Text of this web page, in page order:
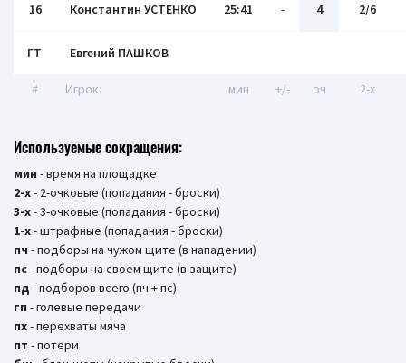
16 Константин УСТЕНКО 25:41 - 4 2/6
ГТ Евгений ПАШКОВ
# Игрок мин +/- оч 2-x
Используемые сокращения:
мин - время на площадке
2-х- 2-очковые (попадания - броски)
3-х- 3-очковые (попадания - броски)
1-х- штрафные (попадания - броски)
пч - подборы на чужом щите (в нападении)
пс- подборы на своем щите (в защите)
пд - подборов всего (пч + пс)
гп - голевые передачи
пх- перехваты мяча
пт - потери